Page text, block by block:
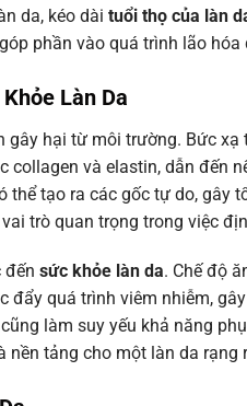
da, kéo dài tuổi thọ của làn
phần vào quá trình lão hóa
Làn Da
hại từ môi trường. Bức
và elastin, dẫn đến
tạo ra các gốc tự do, gây
trò quan trọng trong việc
đến sức khỏe làn da. Chế độ
quá trình viêm nhiễm,
làm suy yếu khả năng
tảng cho một làn da rạng